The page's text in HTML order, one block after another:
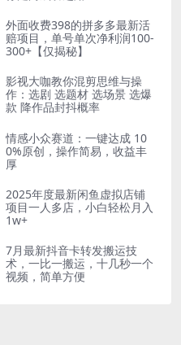
外面收费398的拼多多最新活
赔项目，单号单次净利润100-
300+【仅揭秘】
影视大咖教你混剪思维与操
作：选剧 选题材 选场景 选爆
款 降作品封抖概率
情感小众赛道：一键达成 10
0%原创，操作简易，收益丰
厚
2025年度最新闲鱼虚拟店铺
项目一人多店，小白轻松月入
1w+
7月最新抖音卡转发搬运技
术，一比一搬运，十几秒一个
视频，简单方便